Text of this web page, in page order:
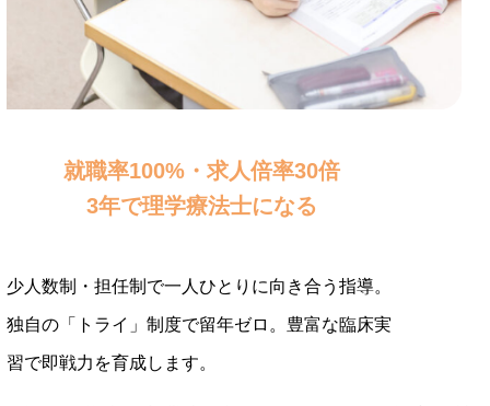
就職率100%・求人倍率30倍
3年で理学療法士になる
少人数制・担任制で一人ひとりに向き合う指導。
独自の「トライ」制度で留年ゼロ。豊富な臨床実
習で即戦力を育成します。